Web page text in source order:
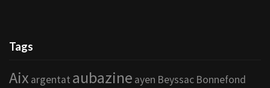
Tags
Aix argentat aubazine ayen Beyssac Bonnefond